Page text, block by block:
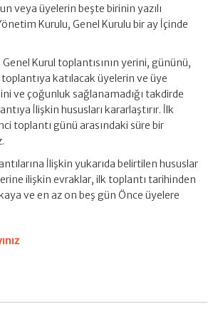
veya üyelerin beşte birinin yazılı
Kurulu, Genel Kurulu bir ay İçinde
Kurul toplantısının yerini, gününü,
katılacak üyelerin ve üye
ve çoğunluk sağlanamadığı takdirde
İlişkin hususları kararlaştırır. İlk
toplantı günü arasındaki süre bir
İlişkin yukarıda belirtilen hususlar
ilişkin evraklar, ilk toplantı tarihinden
ve en az on beş gün Önce üyelere